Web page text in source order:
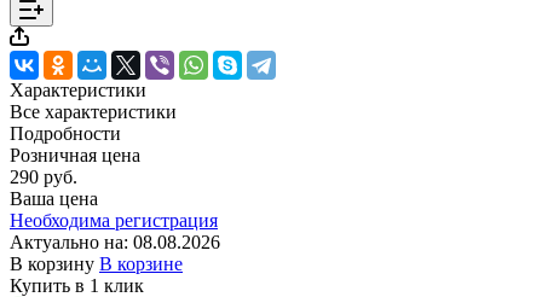
Характеристики
Все характеристики
Подробности
Розничная цена
290 руб.
Ваша цена
Необходима регистрация
Актуально на: 08.08.2026
В корзину В корзине
Купить в 1 клик